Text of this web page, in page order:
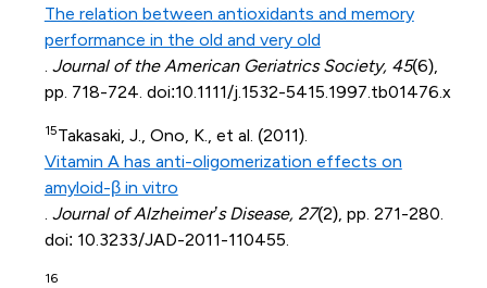
The relation between antioxidants and memory
performance in the old and very old
Journal of the American Geriatrics Society, 45(6),
pp. 718-724. doi:10.1111/j.1532-5415.1997.tb01476.x
15Takasaki, J., Ono, K., et al. (2011).
Vitamin A has anti-oligomerization effects on
amyloid-β in vitro
Journal of Alzheimer’s Disease, 27(2), pp. 271-280.
doi: 10.3233/JAD-2011-110455.
16